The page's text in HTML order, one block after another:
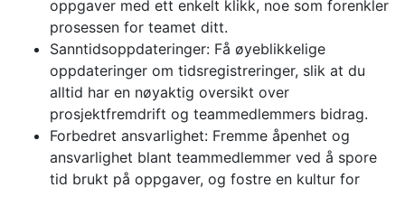
oppgaver med ett enkelt klikk, noe som forenkler
prosessen for teamet ditt.
Sanntidsoppdateringer: Få øyeblikkelige
oppdateringer om tidsregistreringer, slik at du
alltid har en nøyaktig oversikt over
prosjektfremdrift og teammedlemmers bidrag.
Forbedret ansvarlighet: Fremme åpenhet og
ansvarlighet blant teammedlemmer ved å spore
tid brukt på oppgaver, og fostre en kultur for